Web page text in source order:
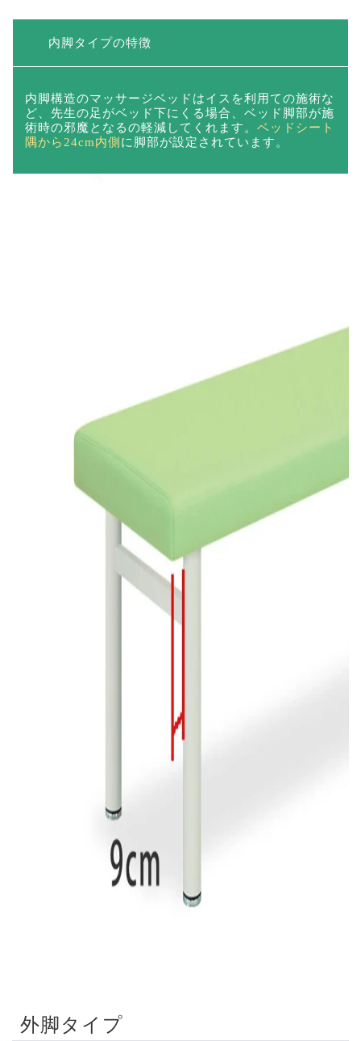
内脚タイプの特徴
内脚構造のマッサージベッドはイスを利用ての施術な
ど、先生の足がベッド下にくる場合、ベッド脚部が施
術時の邪魔となるの軽減してくれます。 ベッドシート
隅から24cm内側 に脚部が設定されています。
外脚タイプ